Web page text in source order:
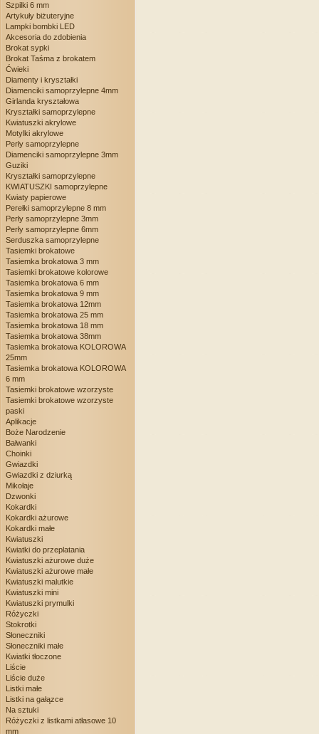
Szpilki 6 mm
Artykuły biżuteryjne
Lampki bombki LED
Akcesoria do zdobienia
Brokat sypki
Brokat Taśma z brokatem
Ćwieki
Diamenty i kryształki
Diamenciki samoprzylepne 4mm
Girlanda kryształowa
Kryształki samoprzylepne
Kwiatuszki akrylowe
Motylki akrylowe
Perły samoprzylepne
Diamenciki samoprzylepne 3mm
Guziki
Kryształki samoprzylepne
KWIATUSZKI samoprzylepne
Kwiaty papierowe
Perełki samoprzylepne 8 mm
Perły samoprzylepne 3mm
Perły samoprzylepne 6mm
Serduszka samoprzylepne
Tasiemki brokatowe
Tasiemka brokatowa 3 mm
Tasiemki brokatowe kolorowe
Tasiemka brokatowa 6 mm
Tasiemka brokatowa 9 mm
Tasiemka brokatowa 12mm
Tasiemka brokatowa 25 mm
Tasiemka brokatowa 18 mm
Tasiemka brokatowa 38mm
Tasiemka brokatowa KOLOROWA
25mm
Tasiemka brokatowa KOLOROWA
6 mm
Tasiemki brokatowe wzorzyste
Tasiemki brokatowe wzorzyste
paski
Aplikacje
Boże Narodzenie
Bałwanki
Choinki
Gwiazdki
Gwiazdki z dziurką
Mikołaje
Dzwonki
Kokardki
Kokardki ażurowe
Kokardki małe
Kwiatuszki
Kwiatki do przeplatania
Kwiatuszki ażurowe duże
Kwiatuszki ażurowe małe
Kwiatuszki malutkie
Kwiatuszki mini
Kwiatuszki prymulki
Różyczki
Stokrotki
Słoneczniki
Słoneczniki małe
Kwiatki tłoczone
Liście
Liście duże
Listki małe
Listki na gałązce
Na sztuki
Różyczki z listkami atłasowe 10
mm